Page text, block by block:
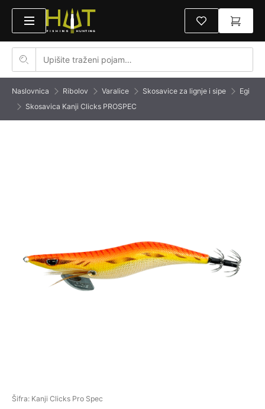
Naslovnica Ribolov Varalice Skosavice za lignje i sipe
Egi
Skosavica Kanji Clicks PROSPEC
Šifra: Kanji Clicks Pro Spec